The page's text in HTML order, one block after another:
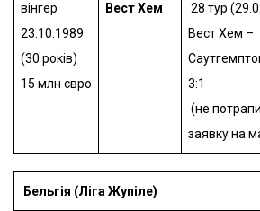
вінгер
23.10.1989
(30 років)
15 млн євро
Вест Хем
28 тур
Вест Хем –
3:1
(не
заявку на
Бельгія (Ліга Жупіле)